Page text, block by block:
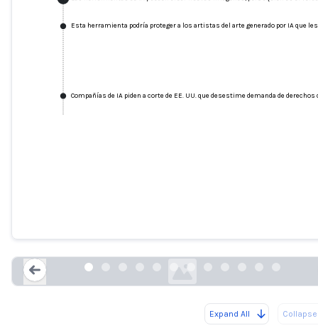
Esta herramienta podría proteger a los artistas del arte generado por IA que
Compañías de IA piden a corte de EE. UU. que desestime demanda de
Expand All